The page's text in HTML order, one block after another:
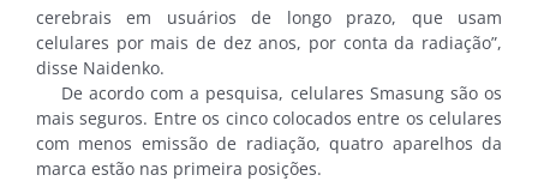
cerebrais em usuários de longo prazo, que usam
celulares por mais de dez anos, por conta da radiação”,
disse Naidenko.
De acordo com a pesquisa, celulares Smasung são os
mais seguros. Entre os cinco colocados entre os celulares
com menos emissão de radiação, quatro aparelhos da
marca estão nas primeira posições.